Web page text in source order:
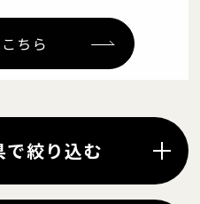
ちら
で絞り込む